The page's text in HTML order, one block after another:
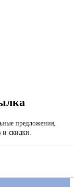
предложения,
скидки.